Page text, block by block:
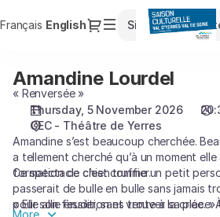
Français Current
English Dialog
Sign in
selection
Théâtre
de
Yerres
05.11.2026
20:30
Amandine
Lourdel
Amandine Lourdel
« Renversée »
Thursday, 5 November 2026
CEC - Théâtre de Yerres
Amandine s’est beaucoup cherchée.
a tellement cherché qu’à un moment
formation de chien truffier.
Ce spectacle c’est comme un petit
passerait de bulle en bulle sans jamais
pour son fessier, sans trouver sa place.
« Elle allie érudition et vente à la criée. »
More